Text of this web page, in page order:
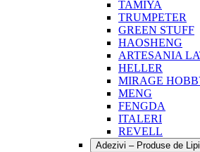
TAMIYA
TRUMPETER
GREEN STUFF
HAOSHENG
ARTESANIA
HELLER
MIRAGE
MENG
FENGDA
ITALERI
REVELL
Adezivi – Produse de